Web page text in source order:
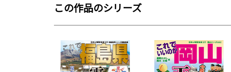
この作品のシリーズ